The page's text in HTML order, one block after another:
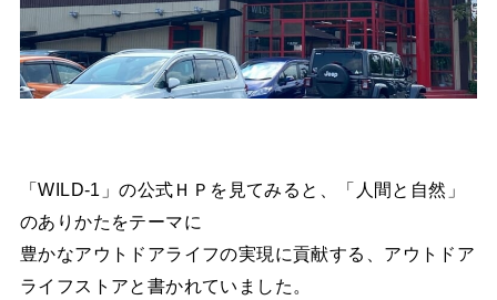
「WILD-1」の公式ＨＰを見てみると、「人間と自然」
のありかたをテーマに
豊かなアウトドアライフの実現に貢献する、アウトドア
ライフストアと書かれていました。